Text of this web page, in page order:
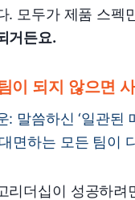
. 모두가 제품 스펙
거든요.
이 되지 않으면
: 말씀하신 ‘일관된
면하는 모든 팀이
리더십이 성공하려